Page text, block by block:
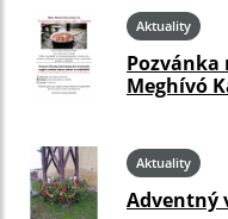
Aktuality
Meghívó
Aktuality
Adventný